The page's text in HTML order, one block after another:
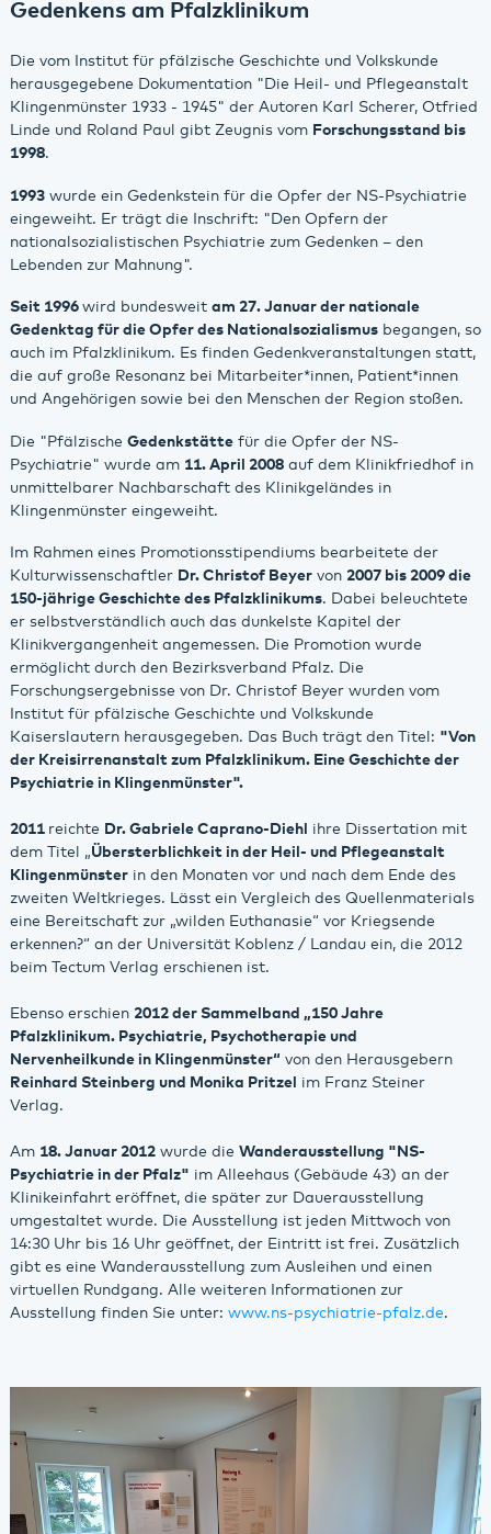
Gedenkens am Pfalzklinikum
Die vom Institut für pfälzische Geschichte und Volkskunde
herausgegebene Dokumentation "Die Heil- und Pflegeanstalt
Klingenmünster 1933 - 1945" der Autoren Karl Scherer, Otfried
Linde und Roland Paul gibt Zeugnis vom Forschungsstand bis
1998.
1993wurde ein Gedenkstein für die Opfer der NS-Psychiatrie
eingeweiht. Er trägt die Inschrift: "Den Opfern der
nationalsozialistischen Psychiatrie zum Gedenken – den
Lebenden zur Mahnung".
Seit 1996 wird bundesweit am 27. Januar der nationale
Gedenktag für die Opfer des Nationalsozialismusbegangen, so
auch im Pfalzklinikum. Es finden Gedenkveranstaltungen statt,
die auf große Resonanz bei Mitarbeiter*innen, Patient*innen
und Angehörigen sowie bei den Menschen der Region stoßen.
Die "Pfälzische Gedenkstättefür die Opfer der NS-
Psychiatrie" wurde am 11. April 2008auf dem Klinikfriedhof in
unmittelbarer Nachbarschaft des Klinikgeländes in
Klingenmünster eingeweiht.
Im Rahmen eines Promotionsstipendiums bearbeitete der
Kulturwissenschaftler Dr. Christof Beyervon 2007 bis 2009 die
150-jährige Geschichte des Pfalzklinikums. Dabei beleuchtete
er selbstverständlich auch das dunkelste Kapitel der
Klinikvergangenheit angemessen. Die Promotion wurde
ermöglicht durch den Bezirksverband Pfalz. Die
Forschungsergebnisse von Dr. Christof Beyer wurden vom
Institut für pfälzische Geschichte und Volkskunde
Kaiserslautern herausgegeben. Das Buch trägt den Titel: "Von
der Kreisirrenanstalt zum Pfalzklinikum. Eine Geschichte der
Psychiatrie in Klingenmünster".
2011 reichte Dr. Gabriele Caprano-Diehl
ihre Dissertation mit
dem Titel „Übersterblichkeit in der Heil- und Pflegeanstalt
Klingenmünsterin den Monaten vor und nach dem Ende des
zweiten Weltkrieges. Lässt ein Vergleich des Quellenmaterials
eine Bereitschaft zur „wilden Euthanasie“ vor Kriegsende
erkennen?“ an der Universität Koblenz / Landau ein, die 2012
beim Tectum Verlag erschienen ist.
Ebenso erschien 2012 der Sammelband „150 Jahre
Pfalzklinikum. Psychiatrie, Psychotherapie und
Nervenheilkunde in Klingenmünster“ von den Herausgebern
Reinhard Steinberg und Monika Pritzel
im Franz Steiner
Verlag.
Am 18. Januar 2012wurde die Wanderausstellung "NS-
Psychiatrie in der Pfalz" im Alleehaus (Gebäude 43) an der
Klinikeinfahrt eröffnet, die später zur Dauerausstellung
umgestaltet wurde. Die Ausstellung ist jeden Mittwoch von
14:30 Uhr bis 16 Uhr geöffnet, der Eintritt ist frei. Zusätzlich
gibt es eine Wanderausstellung zum Ausleihen und einen
virtuellen Rundgang. Alle weiteren Informationen zur
Ausstellung finden Sie unter: www.ns-psychiatrie-pfalz.de.